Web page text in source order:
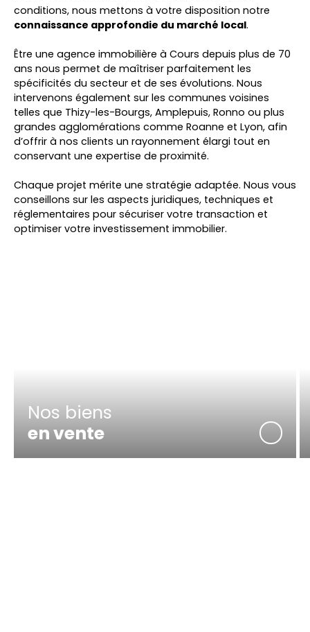
conditions, nous mettons à votre disposition notre
connaissance approfondie du marché local.
Être une agence immobilière à Cours depuis plus de 70
ans nous permet de maîtriser parfaitement les
spécificités du secteur et de ses évolutions. Nous
intervenons également sur les communes voisines
telles que Thizy-les-Bourgs, Amplepuis, Ronno ou plus
grandes agglomérations comme Roanne et Lyon, afin
d’offrir à nos clients un rayonnement élargi tout en
conservant une expertise de proximité.
Chaque projet mérite une stratégie adaptée. Nous vous
conseillons sur les aspects juridiques, techniques et
réglementaires pour sécuriser votre transaction et
optimiser votre investissement immobilier.
Nos biens
en vente